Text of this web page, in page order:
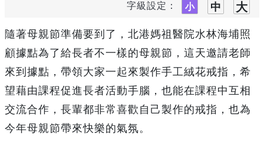
字級設定：
隨著母親節準備要到了，北港媽祖醫院水林海埔照
顧據點為了給長者不一樣的母親節，這天邀請老師
來到據點，帶領大家一起來製作手工絨花戒指，希
望藉由課程促進長者活動手腦，也能在課程中互相
交流合作，長輩都非常喜歡自己製作的戒指，也為
今年母親節帶來快樂的氣氛。